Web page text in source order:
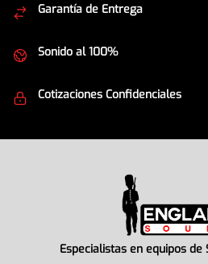
Garantía de Entrega
Sonido al 100%
Cotizaciones Confidenciales
Especialistas en equipos de